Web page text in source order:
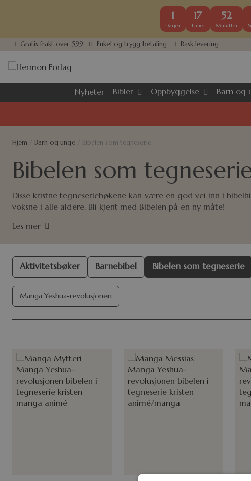
1
Dager
17
Timer
52
Minutter
Gratis frakt over 599 Enkel og trygg betaling Rask levering
Nyheter Bibler Oppbyggelse Barn og
Hjem / Barn og unge / Bibelen som tegneserie
Bibelen som
Disse kristne tegneseriebøkene kan være en god vei inn i
voksne i alle aldere. Bli kjent med Bibelen på en ny måte!
Les mer
Aktivitetsbøker Barnebibel Bibelen som tegneserie
Manga Yeshua-revolusjonen